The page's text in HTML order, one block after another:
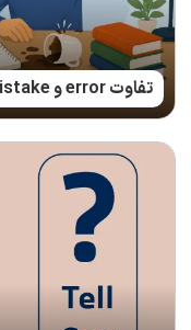
تفاوت error و mistake چیست؟